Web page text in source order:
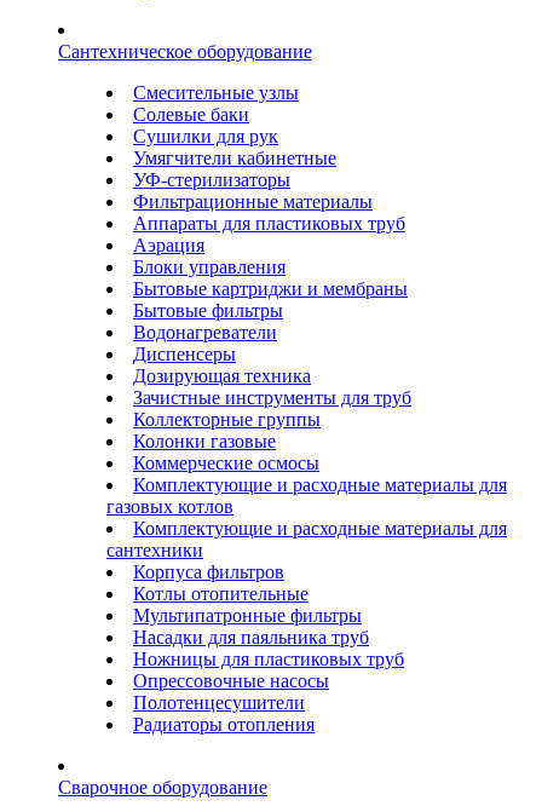
Сантехническое оборудование
Смесительные узлы
Солевые баки
Сушилки для рук
Умягчители кабинетные
УФ-стерилизаторы
Фильтрационные материалы
Аппараты для пластиковых труб
Аэрация
Блоки управления
Бытовые картриджи и мембраны
Бытовые фильтры
Водонагреватели
Диспенсеры
Дозирующая техника
Зачистные инструменты для труб
Коллекторные группы
Колонки газовые
Коммерческие осмосы
Комплектующие и расходные материалы для
газовых котлов
Комплектующие и расходные материалы для
сантехники
Корпуса фильтров
Котлы отопительные
Мультипатронные фильтры
Насадки для паяльника труб
Ножницы для пластиковых труб
Опрессовочные насосы
Полотенцесушители
Радиаторы отопления
Сварочное оборудование